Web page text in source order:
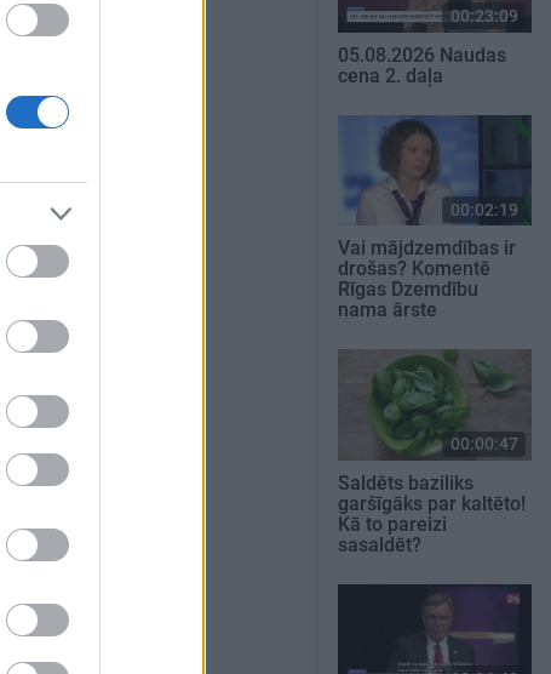
00:23:09
05.08.2026 Naudas
cena 2. daļa
00:02:19
Vai mājdzemdības ir
drošas? Komentē
Rīgas Dzemdību
nama ārste
00:00:47
Saldēts baziliks
garšīgāks par kaltēto!
Kā to pareizi
sasaldēt?